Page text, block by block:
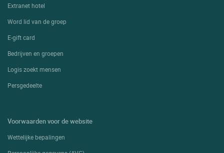
Extranet hotel
Word lid van de groep
E-gift card
Bedrijven en groepen
Logis zoekt mensen
Persgedeelte
Voorwaarden voor de website
Wettelijke bepalingen